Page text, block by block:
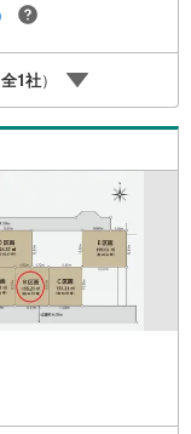
当営業へご希望をお
に合わせた物件など
は朝日土地建物
ださい！
全1社）